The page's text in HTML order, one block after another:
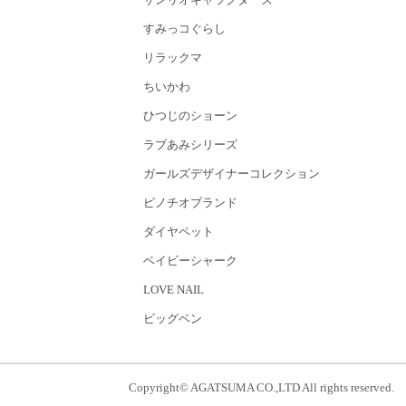
すみっコぐらし
リラックマ
ちいかわ
ひつじのショーン
ラブあみシリーズ
ガールズデザイナーコレクション
ピノチオブランド
ダイヤペット
ベイビーシャーク
LOVE NAIL
ビッグベン
Copyright© AGATSUMA CO.,LTD All rights reserved.